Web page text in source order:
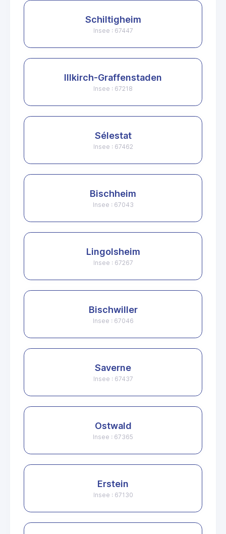
Schiltigheim
Insee : 67447
Illkirch-Graffenstaden
Insee : 67218
Sélestat
Insee : 67462
Bischheim
Insee : 67043
Lingolsheim
Insee : 67267
Bischwiller
Insee : 67046
Saverne
Insee : 67437
Ostwald
Insee : 67365
Erstein
Insee : 67130